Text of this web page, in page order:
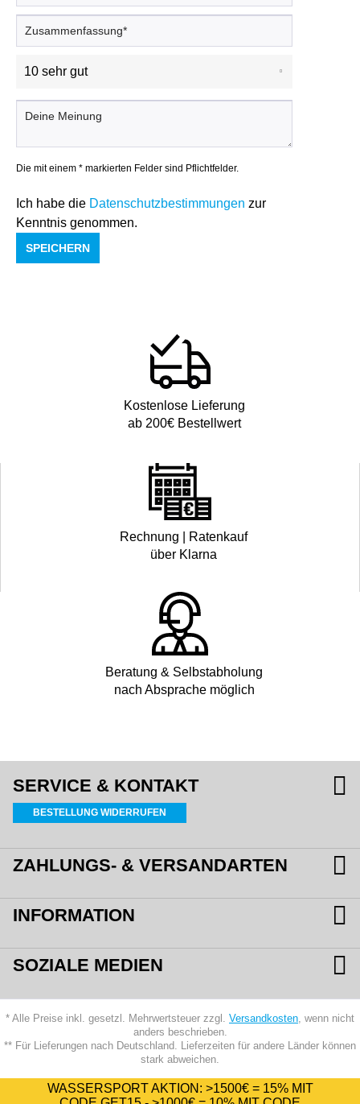
Die mit einem * markierten Felder sind Pflichtfelder.
Ich habe die Datenschutzbestimmungen zur
Kenntnis genommen.
SPEICHERN
Kostenlose Lieferung
ab 200€ Bestellwert
Rechnung | Ratenkauf
über Klarna
Beratung & Selbstabholung
nach Absprache möglich
SERVICE & KONTAKT
BESTELLUNG WIDERRUFEN
ZAHLUNGS- & VERSANDARTEN
INFORMATION
SOZIALE MEDIEN
* Alle Preise inkl. gesetzl. Mehrwertsteuer zzgl. Versandkosten , wenn nicht
anders beschrieben.
** Für Lieferungen nach Deutschland. Lieferzeiten für andere Länder können
stark abweichen.
WASSERSPORT AKTION: >1500€ = 15%MIT